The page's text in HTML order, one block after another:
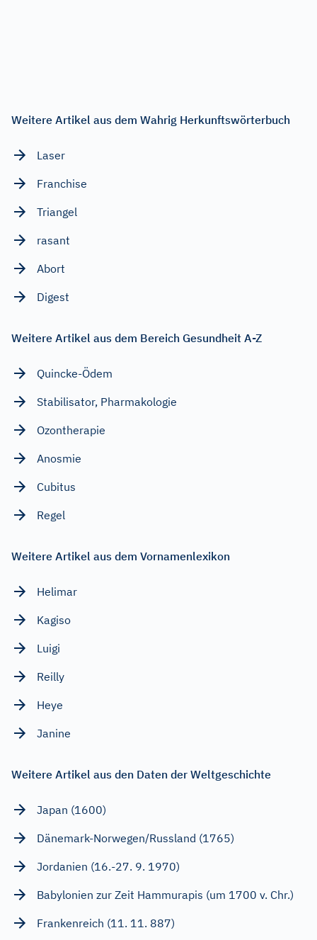
Weitere Artikel aus dem Wahrig Herkunftswörterbuch
Laser
Franchise
Triangel
rasant
Abort
Digest
Weitere Artikel aus dem Bereich Gesundheit A-Z
Quincke-Ödem
Stabilisator, Pharmakologie
Ozontherapie
Anosmie
Cubitus
Regel
Weitere Artikel aus dem Vornamenlexikon
Helimar
Kagiso
Luigi
Reilly
Heye
Janine
Weitere Artikel aus den Daten der Weltgeschichte
Japan (1600)
Dänemark-Norwegen/Russland (1765)
Jordanien (16.-27. 9. 1970)
Babylonien zur Zeit Hammurapis (um 1700 v. Chr.)
Frankenreich (11. 11. 887)